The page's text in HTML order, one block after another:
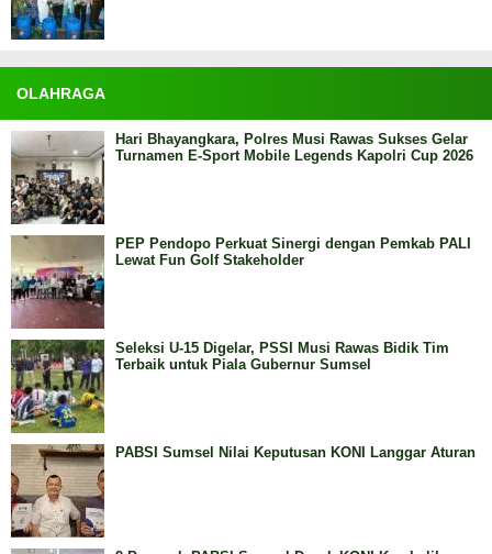
OLAHRAGA
Hari Bhayangkara, Polres Musi Rawas Sukses Gelar
Turnamen E-Sport Mobile Legends Kapolri Cup 2026
PEP Pendopo Perkuat Sinergi dengan Pemkab PALI
Lewat Fun Golf Stakeholder
Seleksi U-15 Digelar, PSSI Musi Rawas Bidik Tim
Terbaik untuk Piala Gubernur Sumsel
PABSI Sumsel Nilai Keputusan KONI Langgar Aturan